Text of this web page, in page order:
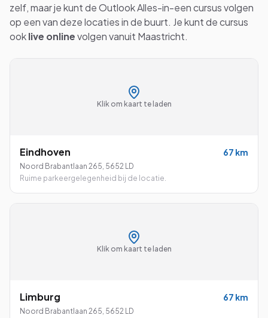
zelf, maar je kunt deOutlook Alles-in-eencursus volgen
op een van deze locaties in de buurt. Je kunt de cursus
ooklive onlinevolgen vanuit Maastricht.
Klik om kaart te laden
Eindhoven 67 km
Noord Brabantlaan 265, 5652 LD
Ruime parkeergelegenheid bij de locatie.
Klik om kaart te laden
Limburg 67 km
Noord Brabantlaan 265, 5652 LD